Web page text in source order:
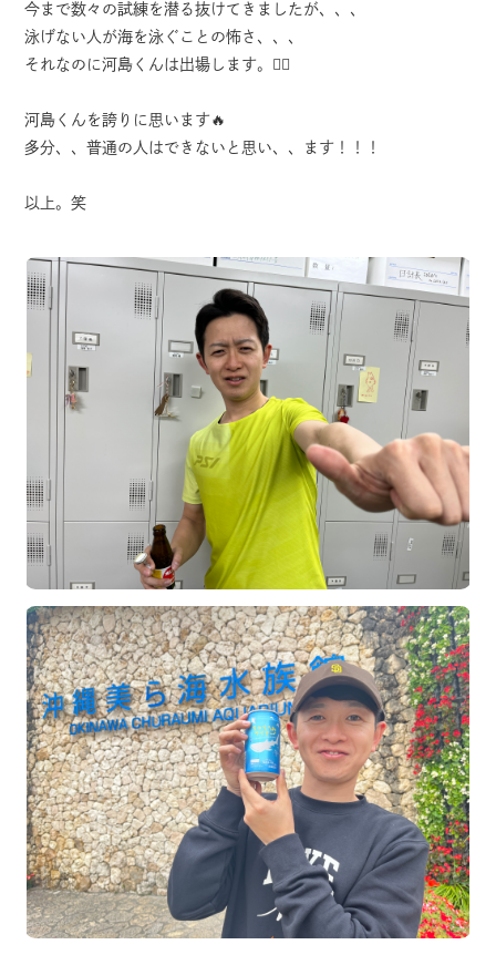
今まで数々の試練を潜る抜けてきましたが、、、
泳げない人が海を泳ぐことの怖さ、、、
それなのに河島くんは出場します。🏊‍♀️
河島くんを誇りに思います🔥
多分、、普通の人はできないと思い、、ます！！！
以上。笑